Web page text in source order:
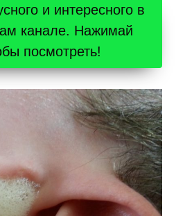
и интересного в
канале. Нажимай
посмотреть!